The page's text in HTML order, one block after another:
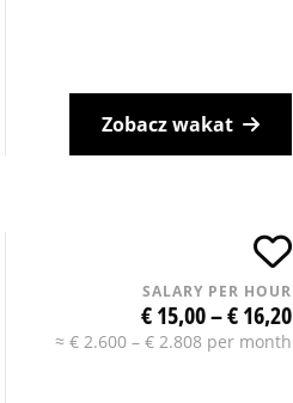
Zobacz wakat
SALARY PER HOUR
€ 15,00 – € 16,20
≈ € 2.600 – € 2.808 per month